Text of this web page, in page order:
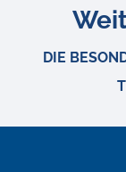
DIE